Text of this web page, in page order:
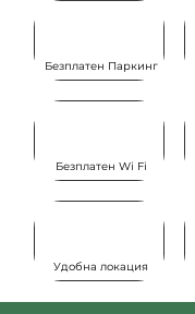
Безплатен Паркинг
Безплатен Wi Fi
Удобна локация